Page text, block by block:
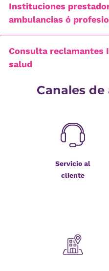
Instituciones
ambulancias ó
Consulta reclamantes
salud
Canales
Servicio al
cliente